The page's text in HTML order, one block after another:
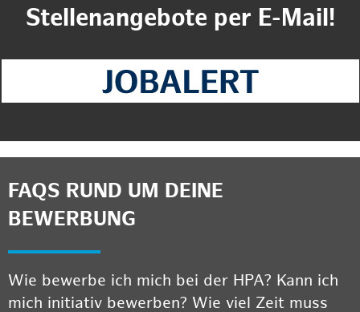
Stellenangebote per E-Mail!
FAQS RUND UM DEINE
BEWERBUNG
Wie bewerbe ich mich bei der HPA? Kann ich
mich initiativ bewerben? Wie viel Zeit muss